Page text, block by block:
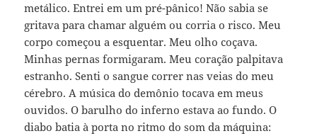
metálico. Entrei em um pré-pânico! Não sabia se
gritava para chamar alguém ou corria o risco. Meu
corpo começou a esquentar. Meu olho coçava.
Minhas pernas formigaram. Meu coração palpitava
estranho. Senti o sangue correr nas veias do meu
cérebro. A música do demônio tocava em meus
ouvidos. O barulho do inferno estava ao fundo. O
diabo batia à porta no ritmo do som da máquina: